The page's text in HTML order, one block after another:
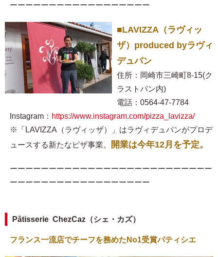
ーーーーーーーーーーーーーーーーーー
■LAVIZZA（ラヴィッ
ザ）produced byラヴィ
デュパン
住所：岡崎市三崎町8-15(ク
ラストパン内)
電話：0564-47-7784
Instagram： https://www.instagram.com/pizza_lavizza/
※「LAVIZZA（ラヴィッザ）」はラヴィデュパンがプロデ
ュースする新たなピザ事業。
開業は今年12月を予定。
ーーーーーーーーーーーーーーーーーーーーーーーーーー
ーーーーーーーーーーーーーーーーーー
Pâtisserie ChezCaz（シェ・カズ）
フランス一流店でチーフを務めたNo1受賞パティシエ